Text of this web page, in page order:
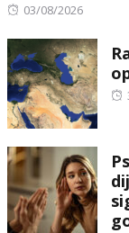
Posted
03/08/2026